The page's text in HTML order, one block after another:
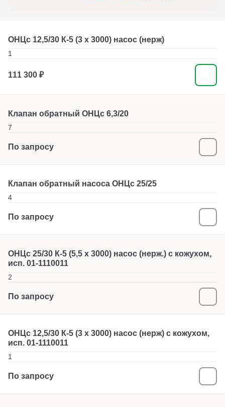
ОНЦс 12,5/30 К-5 (3 х 3000) насос (нерж)
1
111 300 ₽
Клапан обратный ОНЦс 6,3/20
7
По запросу
Клапан обратный насоса ОНЦс 25/25
4
По запросу
ОНЦс 25/30 К-5 (5,5 х 3000) насос (нерж.) с кожухом,
исп. 01-1110011
2
По запросу
ОНЦс 12,5/30 К-5 (3 x 3000) насос (нерж) с кожухом,
исп. 01-1110011
1
По запросу